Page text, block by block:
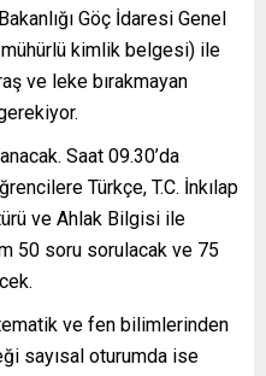
Göç İdaresi Genel
kimlik belgesi) ile
ve leke bırakmayan
Saat 09.30’da
Türkçe, T.C. İnkılap
ve Ahlak Bilgisi ile
50 soru sorulacak ve 75
ve fen bilimlerinden
sayısal oturumda ise